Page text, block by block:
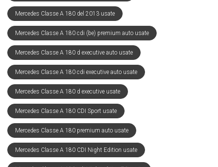
Mercedes Classe A 180 del 2013 usate
Mercedes Classe A 180 cdi (be) premium auto usate
Mercedes Classe A 180 d executive auto usate
Mercedes Classe A 180 cdi executive auto usate
Mercedes Classe A 180 d executive usate
Mercedes Classe A 180 CDI Sport usate
Mercedes Classe A 180 premium auto usate
Mercedes Classe A 180 CDI Night Edition usate